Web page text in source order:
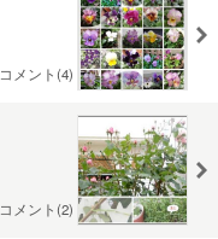
コメント(4)
コメント(2)